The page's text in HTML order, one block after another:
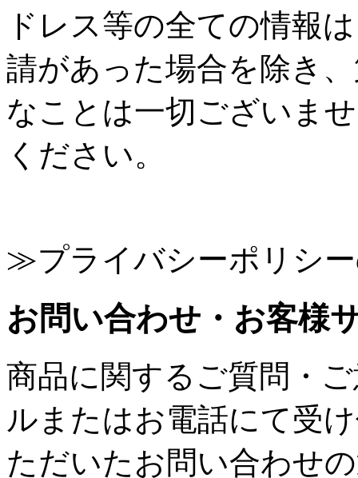
ドレス等の全ての情報
請があった場合を除き
なことは一切ございま
ください。
≫プライバシーポリシ
お問い合わせ・お客様
商品に関するご質問・
ルまたはお電話にて受
ただいたお問い合わせ